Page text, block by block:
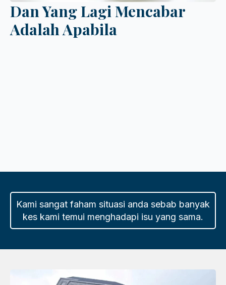
Dan Yang Lagi Mencabar
Adalah Apabila
Kami sangat faham situasi anda sebab banyak
kes kami temui menghadapi isu yang sama.